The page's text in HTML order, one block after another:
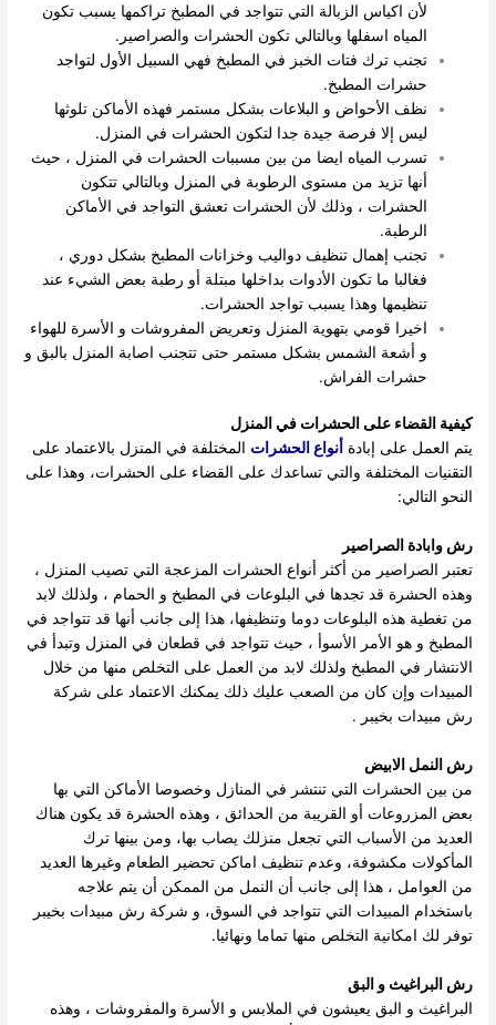
لأن اكياس الزبالة التي تتواجد في المطبخ تراكمها يسبب تكون
المياه اسفلها وبالتالي تكون الحشرات والصراصير.
تجنب ترك فتات الخبز في المطبخ فهي السبيل الأول لتواجد
حشرات المطبخ.
نظف الأحواض و البلاعات بشكل مستمر فهذه الأماكن تلوثها
ليس إلا فرصة جيدة جدا لتكون الحشرات في المنزل.
تسرب المياه ايضا من بين مسببات الحشرات في المنزل ، حيث
أنها تزيد من مستوى الرطوبة في المنزل وبالتالي تتكون
الحشرات ، وذلك لأن الحشرات تعشق التواجد في الأماكن
الرطبة.
تجنب إهمال تنظيف دواليب وخزانات المطبخ بشكل دوري ،
فغالبا ما تكون الأدوات بداخلها مبتلة أو رطبة بعض الشيء عند
تنظيمها وهذا يسبب تواجد الحشرات.
اخيرا قومي بتهوية المنزل وتعريض المفروشات و الأسرة للهواء
و أشعة الشمس بشكل مستمر حتى تتجنب اصابة المنزل بالبق و
حشرات الفراش.
كيفية القضاء على الحشرات في المنزل
يتم العمل على إبادة أنواع الحشرات المختلفة في المنزل بالاعتماد على
التقنيات المختلفة والتي تساعدك على القضاء على الحشرات، وهذا على
النحو التالي:
رش وابادة الصراصير
تعتبر الصراصير من أكثر أنواع الحشرات المزعجة التي تصيب المنزل ،
وهذه الحشرة قد تجدها في البلوعات في المطبخ و الحمام ، ولذلك لابد
من تغطية هذه البلوعات دوما وتنظيفها، هذا إلى جانب أنها قد تتواجد في
المطبخ و هو الأمر الأسوأ ، حيث تتواجد في قطعان في المنزل وتبدأ في
الانتشار في المطبخ ولذلك لابد من العمل على التخلص منها من خلال
المبيدات وإن كان من الصعب عليك ذلك يمكنك الاعتماد على شركة
رش مبيدات بخيبر .
رش النمل الابيض
من بين الحشرات التي تنتشر في المنازل وخصوصا الأماكن التي بها
بعض المزروعات أو القريبة من الحدائق ، وهذه الحشرة قد يكون هناك
العديد من الأسباب التي تجعل منزلك يصاب بها، ومن بينها ترك
المأكولات مكشوفة، وعدم تنظيف اماكن تحضير الطعام وغيرها العديد
من العوامل ، هذا إلى جانب أن النمل من الممكن أن يتم علاجه
باستخدام المبيدات التي تتواجد في السوق، و شركة رش مبيدات بخيبر
توفر لك امكانية التخلص منها تماما ونهائيا.
رش البراغيث و البق
البراغيث و البق يعيشون في الملابس و الأسرة والمفروشات ، وهذه